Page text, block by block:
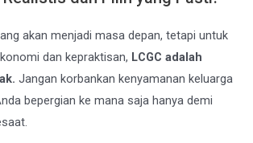
akan menjadi masa depan, tetapi untuk
dan kepraktisan, LCGC adalah
Jangan korbankan kenyamanan keluarga
bepergian ke mana saja hanya demi